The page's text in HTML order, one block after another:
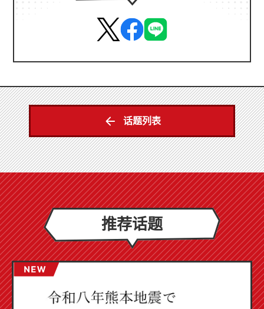
话题列表
推荐话题